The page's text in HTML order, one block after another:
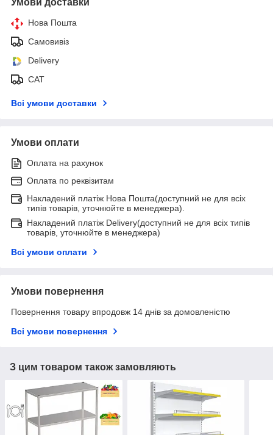
Нова Пошта
Самовивіз
Delivery
САТ
Всі умови доставки
Умови оплати
Оплата на рахунок
Оплата по реквізитам
Накладений платіж Нова Пошта(доступний не для всіх
типів товарів, уточнюйте в менеджера).
Накладений платіж Delivery(доступний не для всіх типів
товарів, уточнюйте в менеджера)
Всі умови оплати
Умови повернення
Повернення товару впродовж 14 днів за домовленістю
Всі умови повернення
З цим товаром також замовляють